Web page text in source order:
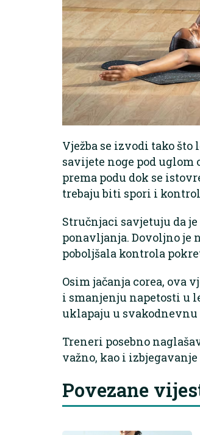
Vježba se izvodi tako
savijete noge pod uglom
prema podu dok se
trebaju biti spori i
Stručnjaci savjetuju da
ponavljanja. Dovoljno
poboljšala kontrola
Osim jačanja corea, ova
i smanjenju napetosti u
uklapaju u svakodnevnu
Treneri posebno
važno, kao i
Povezane